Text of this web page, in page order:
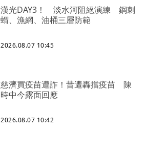
漢光DAY3！ 淡水河阻絕演練 鋼刺
蝟、漁網、油桶三層防範
2026.08.07 10:45
慈濟買疫苗遭詐！昔遭轟擋疫苗 陳
時中今露面回應
2026.08.07 10:42